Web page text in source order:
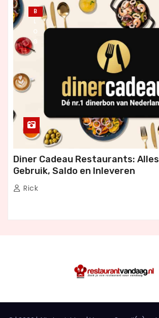
B
L
O
G
Diner Cadeau Restaurants:
Gebruik, Saldo en Inleveren
Rick